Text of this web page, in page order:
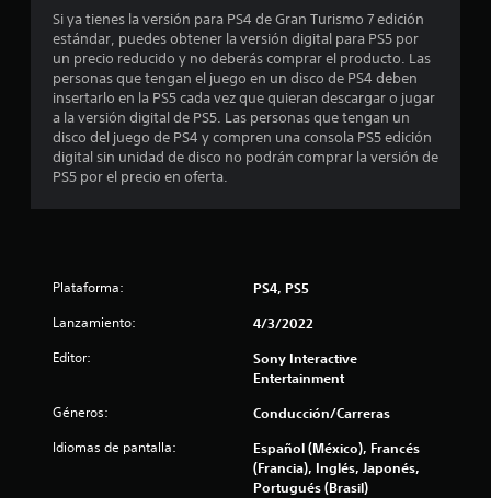
t
a
l
d
a
l
o
l
a
r
e
s
p
u
e
s
á
t
S
n
c
u
a
l
q
u
i
e
r
m
n
o
t
Si ya tienes la versión para PS4 de Gran Turismo 7 edición
estándar, puedes obtener la versión digital para PS5 por
un precio reducido y no deberás comprar el producto. Las
personas que tengan el juego en un disco de PS4 deben
insertarlo en la PS5 cada vez que quieran descargar o jugar
a la versión digital de PS5. Las personas que tengan un
disco del juego de PS4 y compren una consola PS5 edición
digital sin unidad de disco no podrán comprar la versión de
PS5 por el precio en oferta.
Plataforma: PS4, PS5
Lanzamiento: 4/3/2022
Editor:
Sony Interactive
Entertainment
Géneros: Conducción/Carreras
Idiomas de pantalla:
Español (México), Francés
(Francia), Inglés, Japonés,
Portugués (Brasil)